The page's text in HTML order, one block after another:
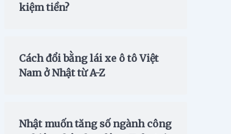
kiệm tiền?
Cách đổi bằng lái xe ô tô Việt
Nam ở Nhật từ A-Z
Nhật muốn tăng số ngành công